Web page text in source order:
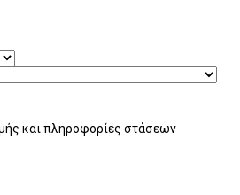
και πληροφορίες στάσεων